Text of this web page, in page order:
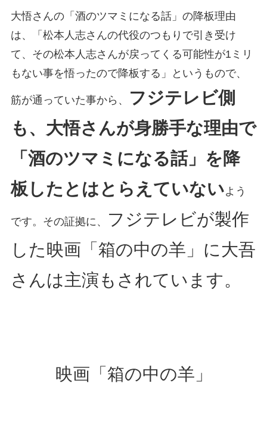
大悟さんの「酒のツマミになる話」の降板理由
は、「松本人志さんの代役のつもりで引き受け
て、その松本人志さんが戻ってくる可能性が1ミリ
もない事を悟ったので降板する」というもので、
筋が通っていた事から、
フジテレビ側
も、大悟さんが身勝手な理由で
「酒のツマミになる話」を降
板したとはとらえていないよう
です。その証拠に、
フジテレビが製作
した映画「箱の中の羊」に大吾
さんは主演もされています。
映画「箱の中の羊」